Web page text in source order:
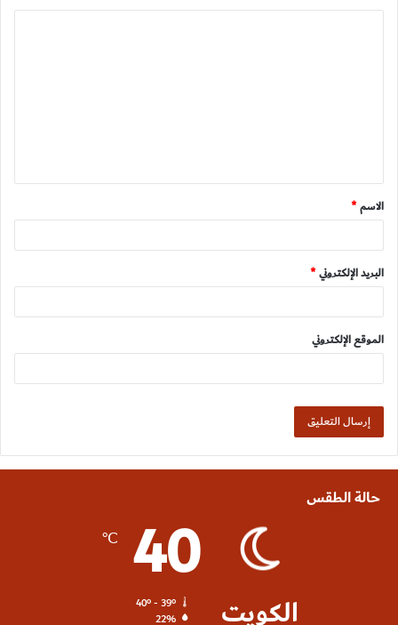
ق
*
الاسم*
البريد الإلكتروني*
الموقع الإلكتروني
حالة الطقس
الكويت
40
℃
40º - 39º
22%